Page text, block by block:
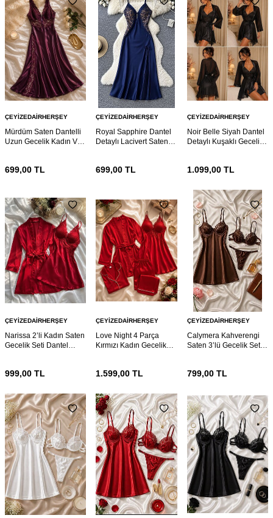
ÇEYIZEDAIRHERŞEY
Mürdüm Saten Dantelli
Uzun Gecelik Kadın V
699,00 TL
ÇEYIZEDAIRHERŞEY
Royal Sapphire Dantel
Detaylı Lacivert Saten
7208
699,00 TL
ÇEYIZEDAIRHERŞEY
Noir Belle Siyah Dantel
Detaylı Kuşaklı Gecelik
1.099,00TL
ÇEYIZEDAIRHERŞEY
Narissa 2’li Kadın Saten
Gecelik Seti Dantel
999,00 TL
ÇEYIZEDAIRHERŞEY
Love Night 4 Parça
Kırmızı Kadın Gecelik
1.599,00 TL
ÇEYIZEDAIRHERŞEY
Calymera Kahverengi
Saten 3’lü Gecelik Seti –
799,00TL